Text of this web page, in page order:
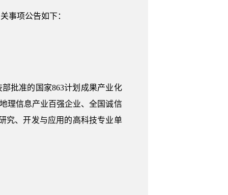
事项公告如下：
批准的国家863计划成果产业化
理信息产业百强企业、全国诚信
究、开发与应用的高科技专业单